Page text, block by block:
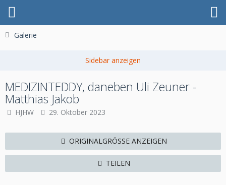
Galerie
MEDIZINTEDDY, daneben Uli Zeuner -
Matthias Jakob
HJHW 29. Oktober 2023
ORIGINALGRÖSSE ANZEIGEN
TEILEN